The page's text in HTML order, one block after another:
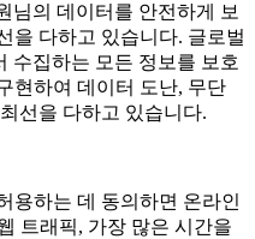
님의 데이터를 안전하게 보
을 다하고 있습니다. 글로벌
수집하는 모든 정보를 보호
현하여 데이터 도난, 무단
선을 다하고 있습니다.
용하는 데 동의하면 온라인
트래픽, 가장 많은 시간을